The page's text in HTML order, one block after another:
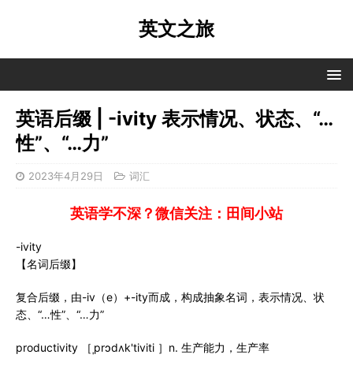
英文之旅
英语后缀 | -ivity 表示情况、状态、“…
性”、“…力”
2023年4月29日 词汇
英语学不深？微信关注：田间小站
-ivity
【名词后缀】
复合后缀，由-iv（e）+-ity而成，构成抽象名词，表示情况、状
态、“…性”、“…力”
productivity ［ˌprɔdʌk'tiviti ］n. 生产能力，生产率